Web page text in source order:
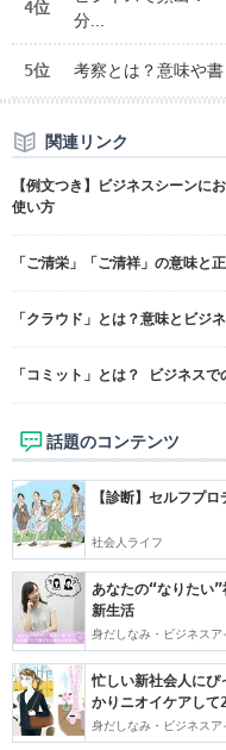
4位
分...
5位 考察とは？意味や
関連リンク
【例文つき】ビジネスシーンに
使い方
「ご清栄」「ご清祥」の意味と
「クラウド」とは？意味とビジ
「コミット」とは？ ビジネスで
話題のコンテンツ
【診断】セルフプ
社会人ライフ
あなたの“なりたい
新生活
身だしなみ・ビジネスア
忙しい新社会人に
かりニオイケアして
身だしなみ・ビジネスア